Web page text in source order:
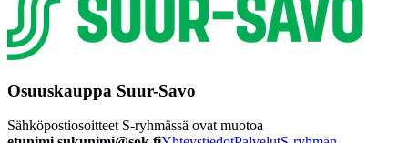
Osuuskauppa Suur-Savo
Sähköpostiosoitteet S-ryhmässä ovat muotoa